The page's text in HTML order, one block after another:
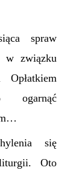
spraw
w związku
ogarnąć
się
Oto